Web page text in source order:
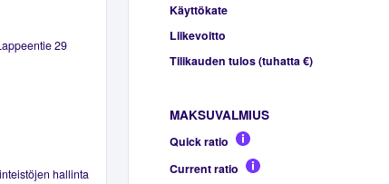
29
hallinta
Käyttökate
Liikevoitto
Tilikauden tulos (tuhatta €)
MAKSUVALMIUS
Quick ratio
Current ratio